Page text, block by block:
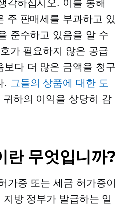
각하십시오. 이를 통해
주 판매세를 부과하고 있
준수하고 있음을 알 수
가 필요하지 않은 공급
보다 더 많은 금액을 청구
. 그들의 상품에 대한 도
귀하의 이익을 상당히 감
란 무엇입니까?
가증 또는 세금 허가증이
방 정부가 발급하는 일